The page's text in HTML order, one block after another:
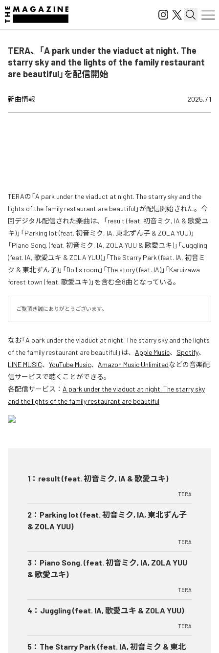
TERA、「A park under the viaduct at night. The
starry sky and the lights of the family restaurant
are beautiful」を配信開始
新曲情報 2025.7.1
TERAの「A park under the viaduct at night. The starry sky and the
lights of the family restaurant are beautiful」が配信開始された。今
回デジタル配信された楽曲は、「result (feat. 初音ミク, IA & 歌愛ユ
キ)」「Parking lot (feat. 初音ミク, IA, 東北ずん子 & ZOLA YUU)」
「Piano Song. (feat. 初音ミク, IA, ZOLA YUU & 歌愛ユキ)」「Juggling
(feat. IA, 歌愛ユキ & ZOLA YUU)」「The Starry Park (feat. IA, 初音ミ
ク & 東北ずん子)」「Doll's room」「The story (feat. IA)」「Karuizawa
forest town (feat. 歌愛ユキ)」を含む全8曲となっている。
ご覧頂き誠にありがとうございます。
なお「A park under the viaduct at night. The starry sky and the lights
of the family restaurant are beautiful 」は、 Apple Music、 Spotify、
LINE MUSIC、 YouTube Music、 Amazon Music Unlimitedなどの音楽配
信サービスで聴くことができる。
各配信サービス： A park under the viaduct at night. The starry sky
and the lights of the family restaurant are beautiful
1 ： result (feat. 初音ミク, IA & 歌愛ユキ)
TERA
2 ： Parking lot (feat. 初音ミク, IA, 東北ずん子
& ZOLA YUU)
TERA
3 ： Piano Song. (feat. 初音ミク, IA, ZOLA YUU
& 歌愛ユキ)
TERA
4 ： Juggling (feat. IA, 歌愛ユキ & ZOLA YUU)
TERA
5 ： The Starry Park (feat. IA, 初音ミク & 東北